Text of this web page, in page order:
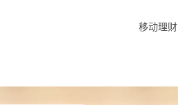
移动理财